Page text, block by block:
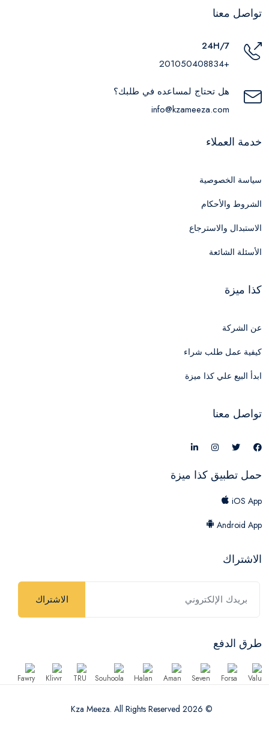
تواصل معنا
24H/7
+201050408834
هل تحتاج لمساعده في طلبك؟
info@kzameeza.com
خدمة العملاء
سياسة الخصوصية
الشروط والأحكام
الاستبدال والاسترجاع
الأسئلة الشائعة
كذا ميزة
عن الشركة
كيفية عمل طلب شراء
ابدأ البيع علي كذا ميزة
تواصل معنا
حمل تطبيق كذا ميزة
iOS App
Android App
الاشتراك
الاشتراك
طرق الدفع
© 2026 Kza Meeza. All Rights Reserved